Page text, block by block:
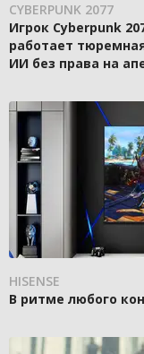
CYBERPUNK 2077
Игрок Cyberpunk
работает
ИИ без права на
HISENSE
В ритме любого